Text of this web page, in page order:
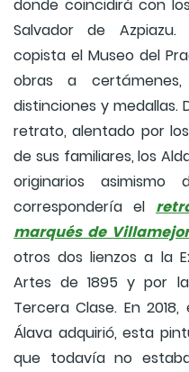
donde coincidirá con
Salvador de
copista el Museo del
obras a
distinciones y
retrato, alentado por
de sus familiares, los
originarios
correspondería el
marqués de
otros dos lienzos a la
Artes de 1895 y por
Tercera Clase. En
Álava adquirió, esta
que todavía no